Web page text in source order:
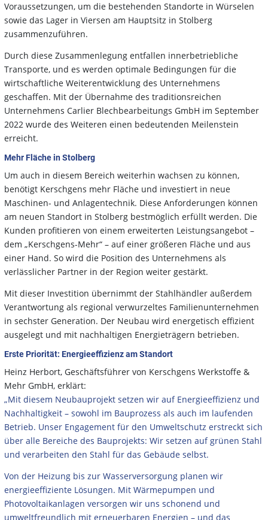
Voraussetzungen, um die bestehenden Standorte in Würselen
sowie das Lager in Viersen am Hauptsitz in Stolberg
zusammenzuführen.
Durch diese Zusammenlegung entfallen innerbetriebliche
Transporte, und es werden optimale Bedingungen für die
wirtschaftliche Weiterentwicklung des Unternehmens
geschaffen. Mit der Übernahme des traditionsreichen
Unternehmens Carlier Blechbearbeitungs GmbH im September
2022 wurde des Weiteren einen bedeutenden Meilenstein
erreicht.
Mehr Fläche in Stolberg
Um auch in diesem Bereich weiterhin wachsen zu können,
benötigt Kerschgens mehr Fläche und investiert in neue
Maschinen- und Anlagentechnik. Diese Anforderungen können
am neuen Standort in Stolberg bestmöglich erfüllt werden. Die
Kunden profitieren von einem erweiterten Leistungsangebot –
dem „Kerschgens-Mehr“ – auf einer größeren Fläche und aus
einer Hand. So wird die Position des Unternehmens als
verlässlicher Partner in der Region weiter gestärkt.
Mit dieser Investition übernimmt der Stahlhändler außerdem
Verantwortung als regional verwurzeltes Familienunternehmen
in sechster Generation. Der Neubau wird energetisch effizient
ausgelegt und mit nachhaltigen Energieträgern betrieben.
Erste Priorität: Energieeffizienz am Standort
Heinz Herbort, Geschäftsführer von Kerschgens Werkstoffe &
Mehr GmbH, erklärt:
„Mit diesem Neubauprojekt setzen wir auf Energieeffizienz und
Nachhaltigkeit – sowohl im Bauprozess als auch im laufenden
Betrieb. Unser Engagement für den Umweltschutz erstreckt sich
über alle Bereiche des Bauprojekts: Wir setzen auf grünen Stahl
und verarbeiten den Stahl für das Gebäude selbst.
Von der Heizung bis zur Wasserversorgung planen wir
energieeffiziente Lösungen. Mit Wärmepumpen und
Photovoltaikanlagen versorgen wir uns schonend und
umweltfreundlich mit erneuerbaren Energien – und das